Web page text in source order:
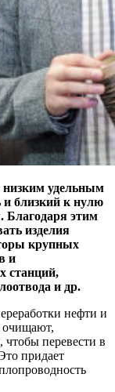
низким удельным
и близкий к нулю
Благодаря этим
изделия
крупных
и
станций,
и др.
нефти и
очищают,
перевести в
придает